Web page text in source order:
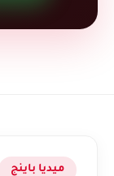
ميديا باينج